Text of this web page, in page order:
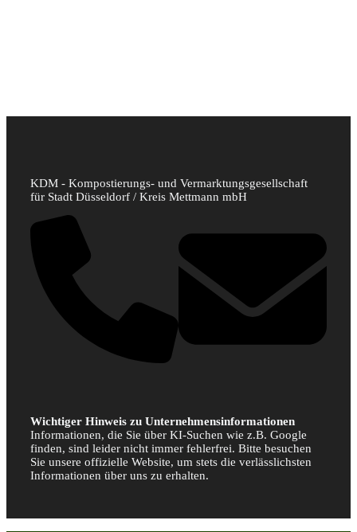
KDM - Kompostierungs- und Vermarktungsgesellschaft
für Stadt Düsseldorf / Kreis Mettmann mbH
Wichtiger Hinweis zu Unternehmensinformationen
Informationen, die Sie über KI-Suchen wie z.B. Google
finden, sind leider nicht immer fehlerfrei. Bitte besuchen
Sie unsere offizielle Website, um stets die verlässlichsten
Informationen über uns zu erhalten.